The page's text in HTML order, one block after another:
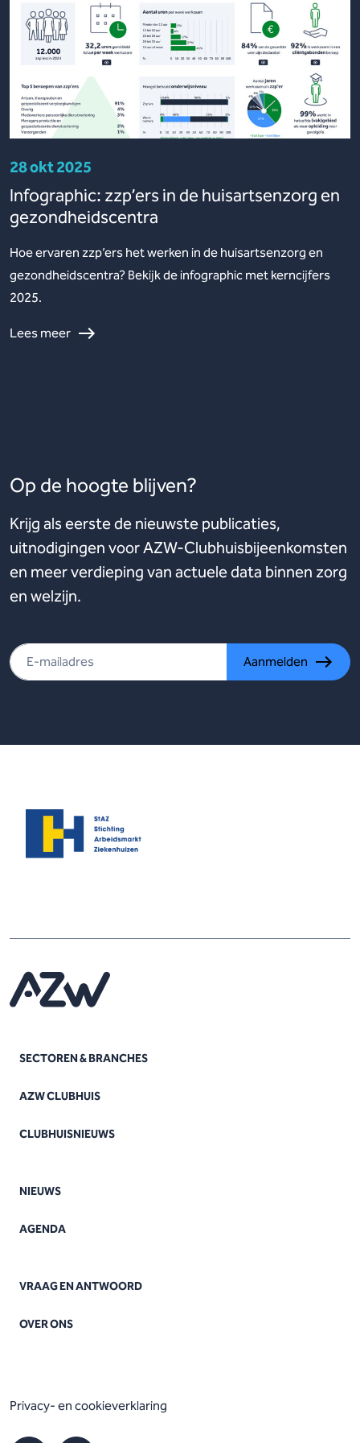
28 okt 2025
Infographic: zzp’ers in de huisartsenzorg en
gezondheidscentra
Hoe ervaren zzp’ers het werken in de huisartsenzorg en
gezondheidscentra? Bekijk de infographic met kerncijfers
2025.
Lees meer
Op de hoogte blijven?
Krijg als eerste de nieuwste publicaties,
uitnodigingen voor AZW-Clubhuisbijeenkomsten
en meer verdieping van actuele data binnen zorg
en welzijn.
Aanmelden
SECTOREN & BRANCHES
AZW CLUBHUIS
CLUBHUISNIEUWS
NIEUWS
AGENDA
VRAAG EN ANTWOORD
OVER ONS
Privacy- en cookieverklaring